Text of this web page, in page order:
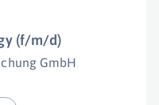
(f/m/d)
GmbH